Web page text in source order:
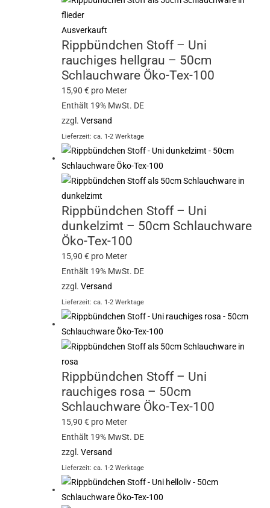
Ausverkauft
Rippbündchen Stoff – Uni
rauchiges hellgrau – 50cm
Schlauchware Öko-Tex-100
15,90€ pro Meter
Enthält 19% MwSt. DE
zzgl.Versand
Lieferzeit: ca. 1-2 Werktage
Rippbündchen Stoff – Uni
dunkelzimt – 50cm Schlauchware
Öko-Tex-100
15,90€ pro Meter
Enthält 19% MwSt. DE
zzgl.Versand
Lieferzeit: ca. 1-2 Werktage
Rippbündchen Stoff – Uni
rauchiges rosa – 50cm
Schlauchware Öko-Tex-100
15,90€ pro Meter
Enthält 19% MwSt. DE
zzgl.Versand
Lieferzeit: ca. 1-2 Werktage